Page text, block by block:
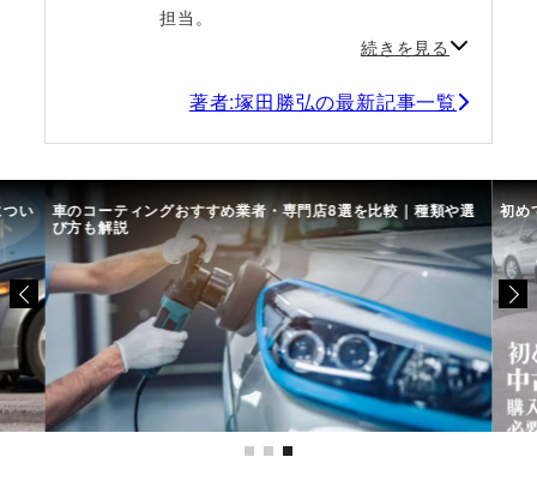
担当。
続きを見る
著者:塚田勝弘の最新記事一覧
い 車のコーティングおすすめ業者・専門店8選を比較｜種類や選
び方も解説
初め